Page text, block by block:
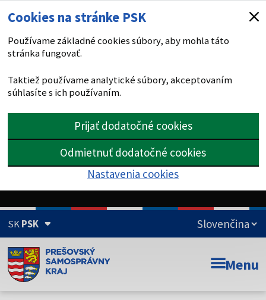
Cookies na stránke PSK
Používame základné cookies súbory, aby mohla táto
stránka fungovať.
Taktiež používame analytické súbory, akceptovaním
súhlasíte s ich používaním.
Prijať dodatočné cookies
Odmietnuť dodatočné cookies
Nastavenia cookies
SKPSK
Doména psk.sk je oficiálna
Toto je oficiálna webová stránka Prešovského
Menu